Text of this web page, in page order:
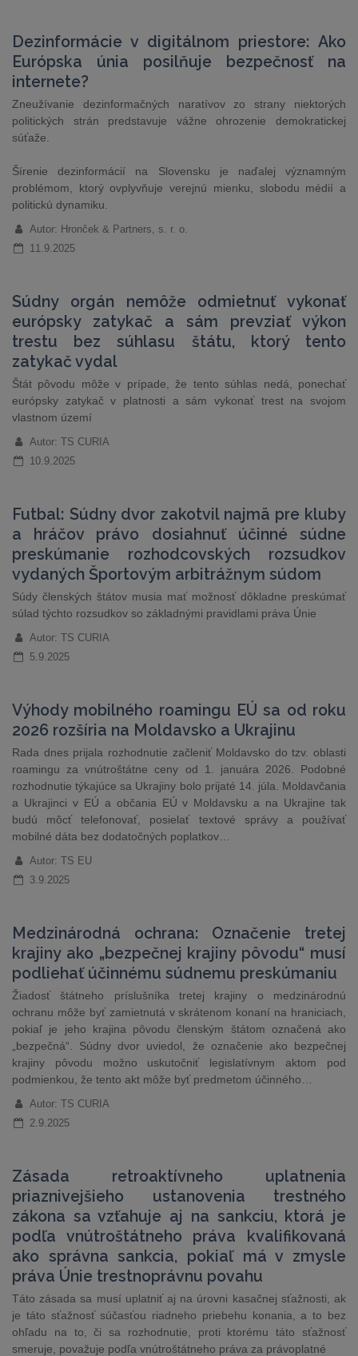
Dezinformácie v digitálnom priestore: Ako
Európska únia posilňuje bezpečnosť na
internete?
Zneužívanie dezinformačných naratívov zo strany niektorých
politických strán predstavuje vážne ohrozenie demokratickej
súťaže.
Šírenie dezinformácií na Slovensku je naďalej významným
problémom, ktorý ovplyvňuje verejnú mienku, slobodu médií a
politickú dynamiku.
Autor: Hronček & Partners, s. r. o.
11.9.2025
Súdny orgán nemôže odmietnuť vykonať
európsky zatykač a sám prevziať výkon
trestu bez súhlasu štátu, ktorý tento
zatykač vydal
Štát pôvodu môže v prípade, že tento súhlas nedá, ponechať
európsky zatykač v platnosti a sám vykonať trest na svojom
vlastnom území
Autor: TS CURIA
10.9.2025
Futbal: Súdny dvor zakotvil najmä pre kluby
a hráčov právo dosiahnuť účinné súdne
preskúmanie rozhodcovských rozsudkov
vydaných Športovým arbitrážnym súdom
Súdy členských štátov musia mať možnosť dôkladne preskúmať
súlad týchto rozsudkov so základnými pravidlami práva Únie
Autor: TS CURIA
5.9.2025
Výhody mobilného roamingu EÚ sa od roku
2026 rozšíria na Moldavsko a Ukrajinu
Rada dnes prijala rozhodnutie začleniť Moldavsko do tzv. oblasti
roamingu za vnútroštátne ceny od 1. januára 2026. Podobné
rozhodnutie týkajúce sa Ukrajiny bolo prijaté 14. júla. Moldavčania
a Ukrajinci v EÚ a občania EÚ v Moldavsku a na Ukrajine tak
budú môcť telefonovať, posielať textové správy a používať
mobilné dáta bez dodatočných poplatkov…
Autor: TS EU
3.9.2025
Medzinárodná ochrana: Označenie tretej
krajiny ako „bezpečnej krajiny pôvodu“ musí
podliehať účinnému súdnemu preskúmaniu
Žiadosť štátneho príslušníka tretej krajiny o medzinárodnú
ochranu môže byť zamietnutá v skrátenom konaní na hraniciach,
pokiaľ je jeho krajina pôvodu členským štátom označená ako
„bezpečná“. Súdny dvor uviedol, že označenie ako bezpečnej
krajiny pôvodu možno uskutočniť legislatívnym aktom pod
podmienkou, že tento akt môže byť predmetom účinného…
Autor: TS CURIA
2.9.2025
Zásada retroaktívneho uplatnenia
priaznivejšieho ustanovenia trestného
zákona sa vzťahuje aj na sankciu, ktorá je
podľa vnútroštátneho práva kvalifikovaná
ako správna sankcia, pokiaľ má v zmysle
práva Únie trestnoprávnu povahu
Táto zásada sa musí uplatniť aj na úrovni kasačnej sťažnosti, ak
je táto sťažnosť súčasťou riadneho priebehu konania, a to bez
ohľadu na to, či sa rozhodnutie, proti ktorému táto sťažnosť
smeruje, považuje podľa vnútroštátneho práva za právoplatné